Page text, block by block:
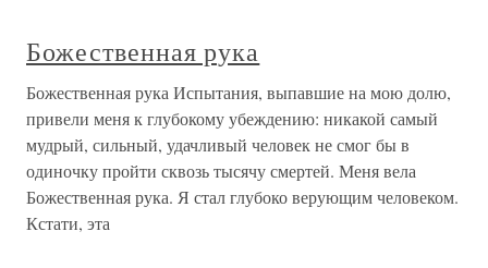
Божественная рука
Божественная рука Испытания, выпавшие на мою долю,
привели меня к глубокому убеждению: никакой самый
мудрый, сильный, удачливый человек не смог бы в
одиночку пройти сквозь тысячу смертей. Меня вела
Божественная рука. Я стал глубоко верующим человеком.
Кстати, эта